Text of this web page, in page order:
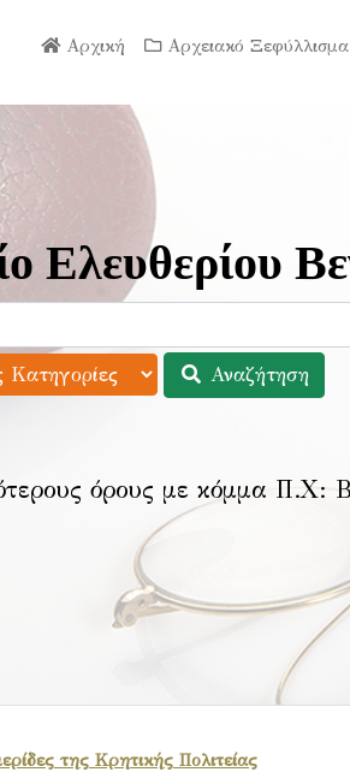
Αρχική Αρχειακό Ξεφύλλισμα
Ελευθερίου
Αναζήτηση
όρους με κόμμα Π.Χ:
της Κρητικής Πολιτείας